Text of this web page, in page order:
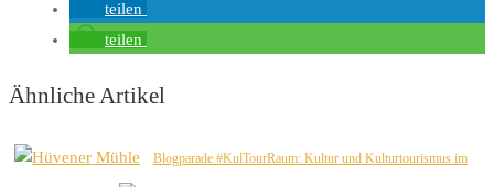
teilen
teilen
Ähnliche Artikel
Blogparade #KulTourRaum: Kultur und Kulturtourismus im